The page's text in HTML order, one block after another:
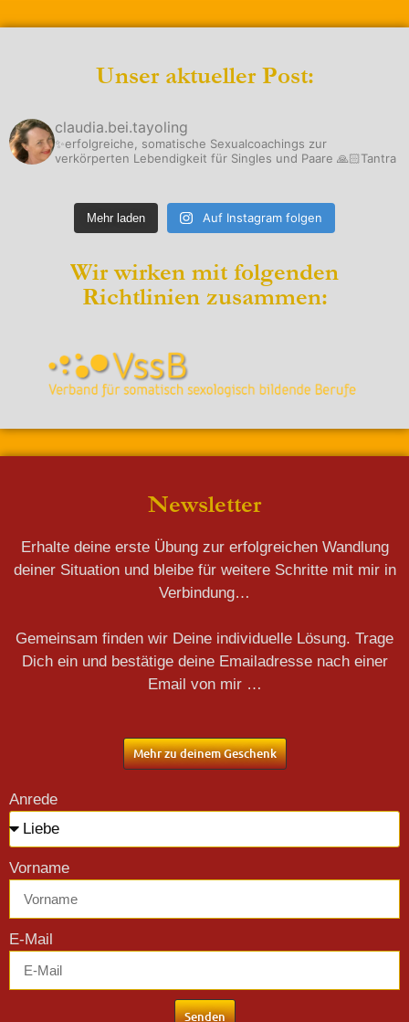
Unser aktueller Post:
claudia.bei.tayoling
✨erfolgreiche, somatische Sexualcoachings zur
verkörperten Lebendigkeit für Singles und Paare 🙏🏻Tantra
Mehr laden Auf Instagram folgen
Wir wirken mit folgenden
Richtlinien zusammen:
Newsletter
Erhalte deine erste Übung zur erfolgreichen Wandlung
deiner Situation und bleibe für weitere Schritte mit mir in
Verbindung…
Gemeinsam finden wir Deine individuelle Lösung. Trage
Dich ein und bestätige deine Emailadresse nach einer
Email von mir …
Mehr zu deinem Geschenk
Anrede
Vorname
E-Mail
Senden